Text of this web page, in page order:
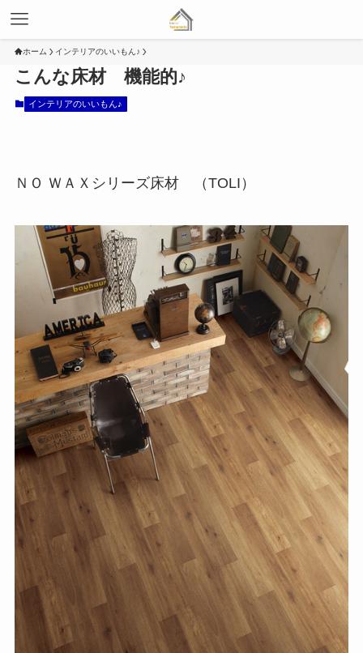
ホーム インテリアのいいもん♪
こんな床材 機能的♪
インテリアのいいもん♪
ＮＯ ＷＡＸシリーズ床材 （TOLI）